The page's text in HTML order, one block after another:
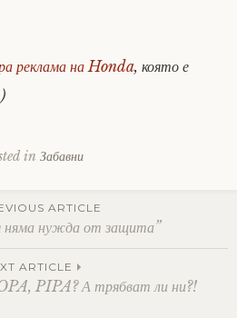
реклама на Honda, която е
in Забавни
ARTICLE
няма нужда от защита”
ARTICLE
PIPA? А трябват ли ни?!